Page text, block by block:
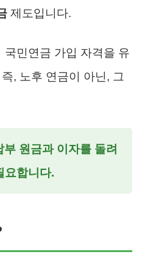
제도입니다.
민연금 가입 자격을 유
, 노후 연금이 아닌, 그
원금과 이자를 돌려
요합니다.